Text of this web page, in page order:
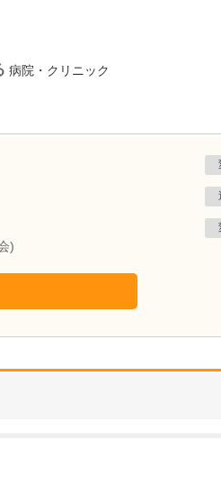
病院・クリニック
)
阿部田医院
阿部田 聡院長取材記事